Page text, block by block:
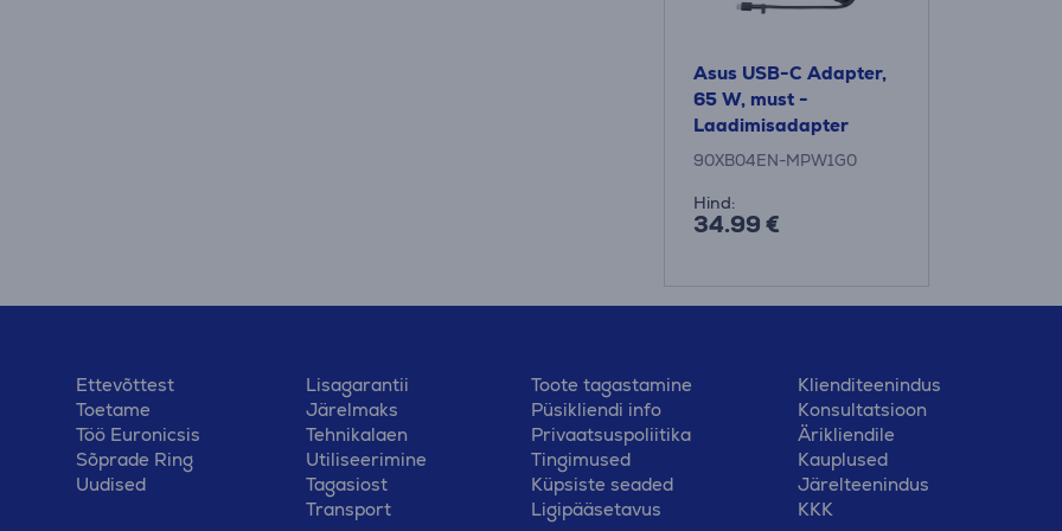
Asus USB-C Adapter,
65 W, must -
Laadimisadapter
90XB04EN-MPW1G0
Hind:
34.99 €
Ettevõttest
Toetame
Töö Euronicsis
Sõprade Ring
Uudised
Lisagarantii
Järelmaks
Tehnikalaen
Utiliseerimine
Tagasiost
Transport
Toote tagastamine
Püsikliendi info
Privaatsuspoliitika
Tingimused
Küpsiste seaded
Ligipääsetavus
Klienditeenindus
Konsultatsioon
Ärikliendile
Kauplused
Järelteenindus
KKK